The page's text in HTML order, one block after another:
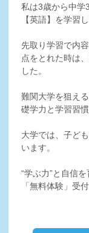
私は3歳から中学
【英語】を学習
先取り学習で内
点をとれた時は
した。
難関大学を狙え
礎学力と学習習
大学では、子ど
います。
“学ぶ力”と自信を
「無料体験」受付